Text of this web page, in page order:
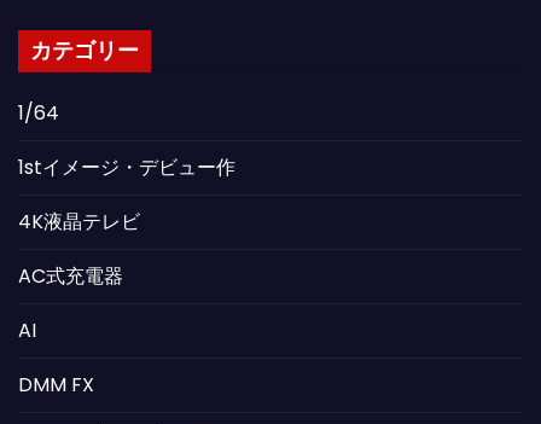
カテゴリー
1/64
1stイメージ・デビュー作
4K液晶テレビ
AC式充電器
AI
DMM FX